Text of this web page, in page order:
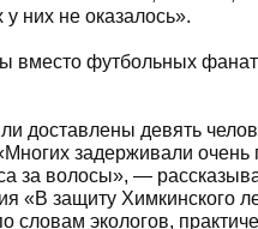
них не оказалось».
вместо футбольных
доставлены девять
задерживали очень
за волосы», —
«В защиту Химкинского
словам экологов,